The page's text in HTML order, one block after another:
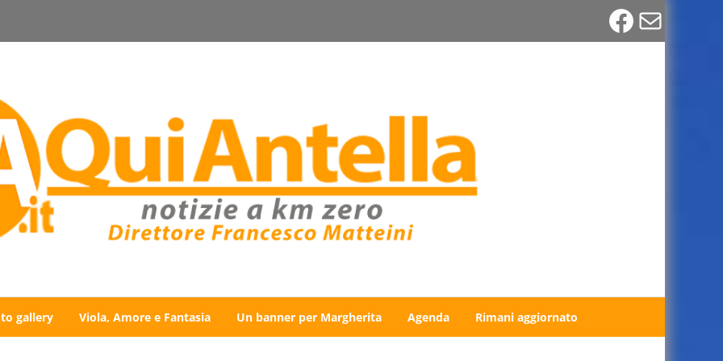
Email
gallery Viola, Amore e Fantasia Un banner per Margherita Agenda Rimani aggiornato